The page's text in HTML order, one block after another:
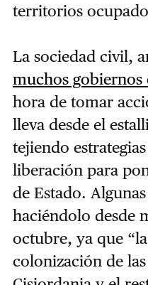
territorios
La sociedad civil,
muchos gobiernos
hora de tomar
lleva desde el
tejiendo
liberación para
de Estado.
haciéndolo desde
octubre, ya que
colonización de